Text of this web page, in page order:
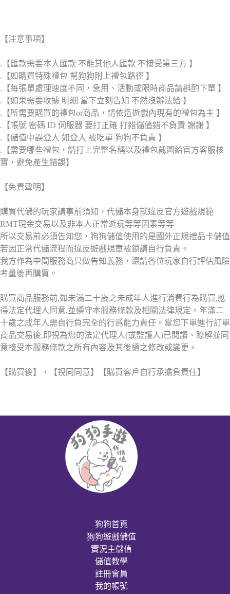
【注意事項】
.【匯款需要本人匯款 不能其他人匯款 不接受第三方 】
.【如購買特殊禮包 幫狗狗附上禮包路徑 】
.【每張單處理速度不同，急用、活動或限時商品請斟酌下單 】
.【如果需要收據 明細 當下立刻告知 不然沒辦法給 】
.【所需要購買的禮包or商品，請依造遊戲內現有的禮包為主 】
.【帳號 密碼 ID 伺服器 要打正確 打錯儲值錯不負責 謝謝 】
.【儲值中誤登入 如登入 被吃單 狗狗不負責 】
.【需要哪些禮包，請打上完整名稱以及禮包截圖給官方客服核
實，避免產生錯誤】
【免責聲明】
購買代儲的玩家請事前須知，代儲本身就違反官方遊戲規範
RMT現金交易以及非本人正常遊玩等等因素等等
所以交易前必須告知您，狗狗儲值使用的是國外正規禮品卡儲值
若因正常代儲流程而違反遊戲規章被鎖請自行負責。
我方作為中間服務商只做告知義務，還請各位玩家自行評估風險
考量後再購買。
購買商品服務前,如未滿二十歲之未成年人進行消費行為購買,應
得法定代理人同意,並遵守本服務條款及相關法律規定。年滿二
十歲之成年人需自行負完全的行爲能力責任。當您下單進行訂單
商品交易後,即視為您的法定代理人(或監護人)已閱讀、瞭解並同
意接受本服務條款之所有內容及其後續之修改或變更。
【購買後】，【視同同意】【購買客戶自行承擔負責任】
狗狗首頁
狗狗遊戲儲值
實況主儲值
儲值教學
註冊會員
我的帳號